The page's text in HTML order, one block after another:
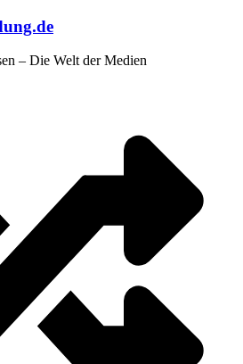
– Die Welt der Medien